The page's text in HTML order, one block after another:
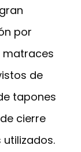
por
matraces
de
tapones
cierre